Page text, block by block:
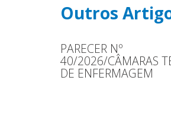
Outros
PARECER Nº
40/2026/CÂMARAS
DE ENFERMAGEM